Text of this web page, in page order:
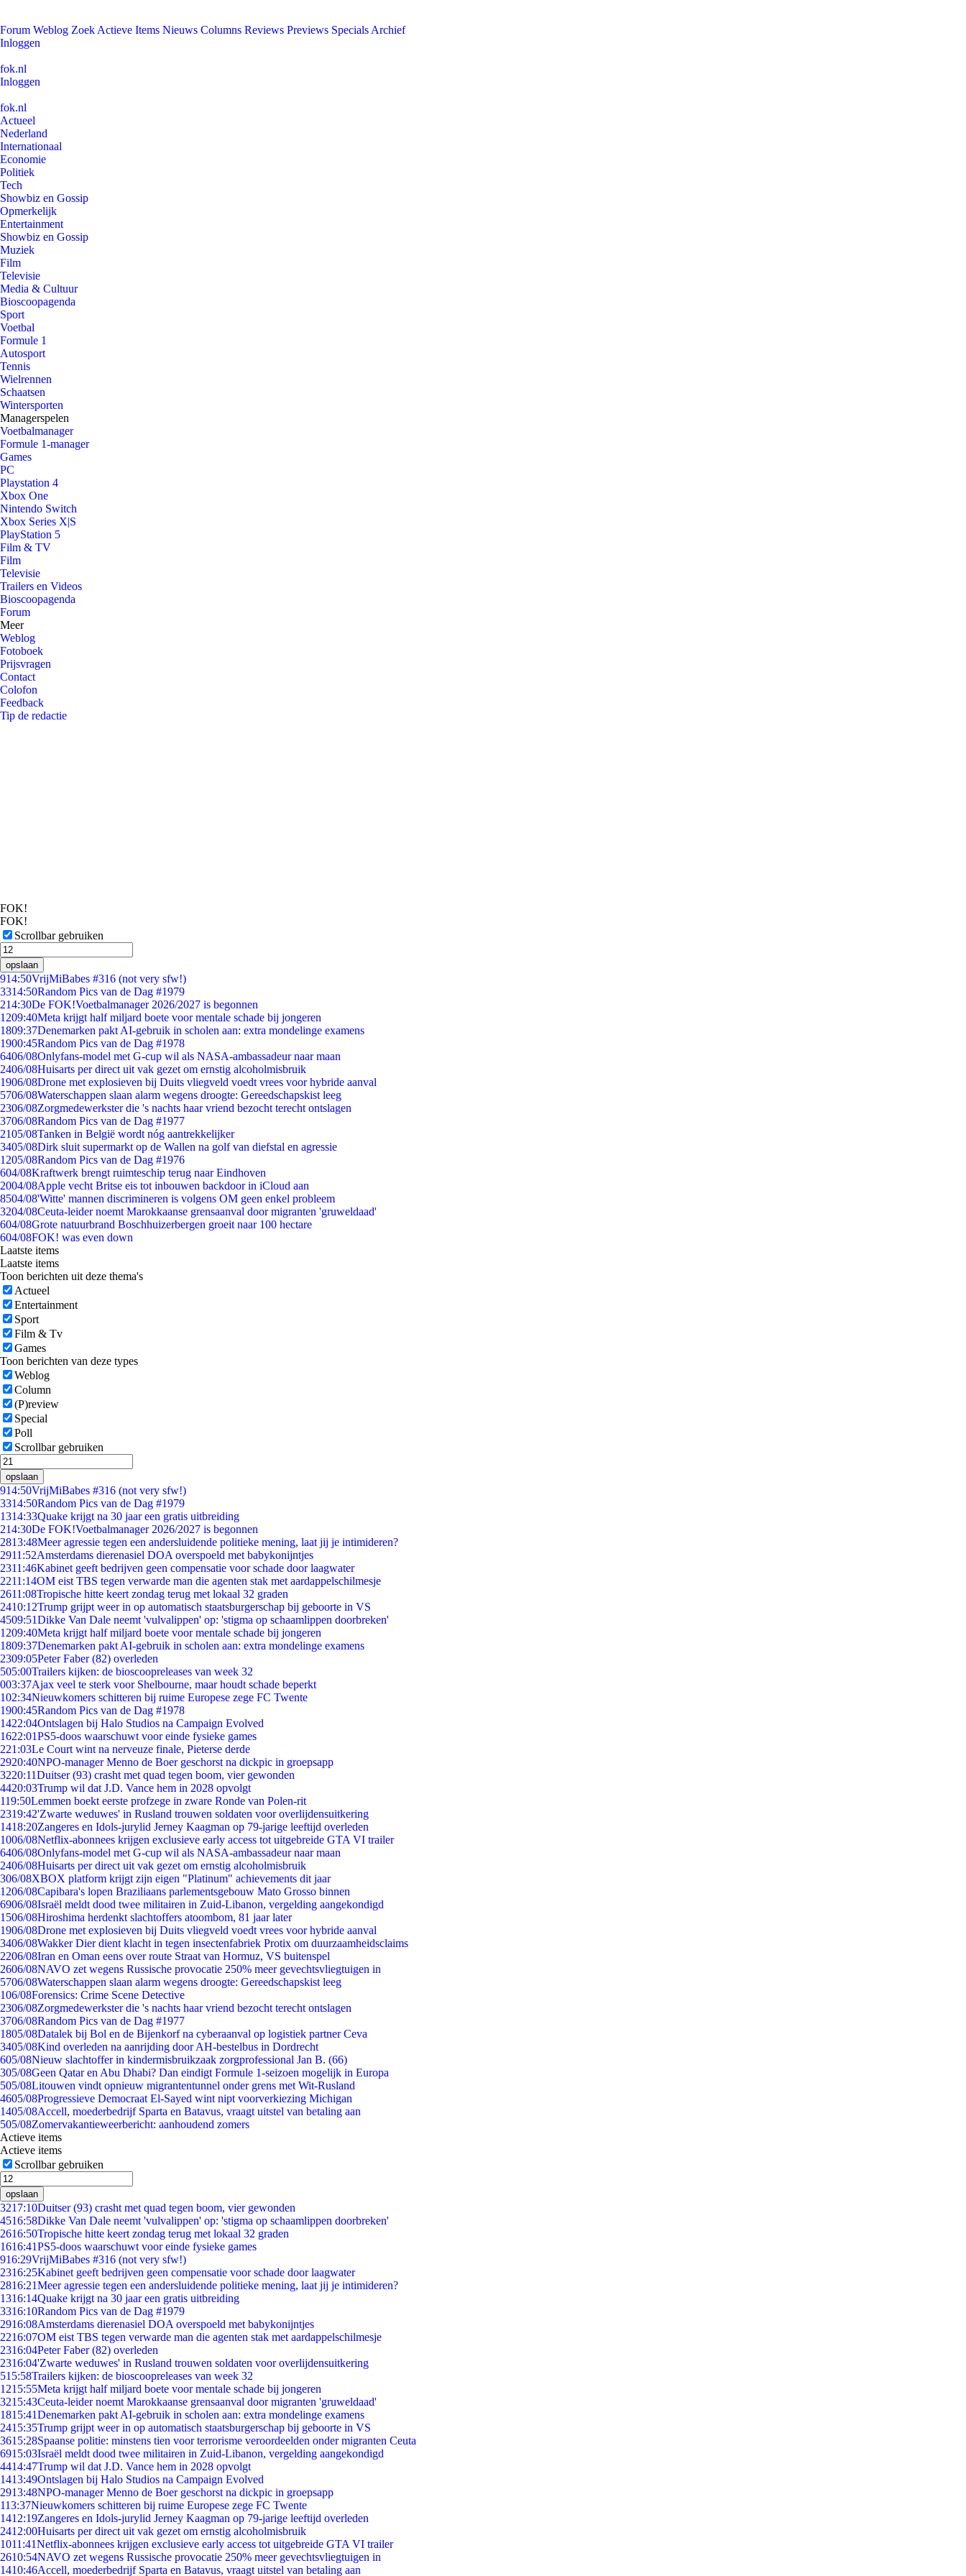
Forum Weblog Zoek Actieve Items Nieuws Columns Reviews Previews Specials Archief
Inloggen
fok.nl
Inloggen
fok.nl
Actueel
Nederland
Internationaal
Economie
Politiek
Tech
Showbiz en Gossip
Opmerkelijk
Entertainment
Showbiz en Gossip
Muziek
Film
Televisie
Media & Cultuur
Bioscoopagenda
Sport
Voetbal
Formule 1
Autosport
Tennis
Wielrennen
Schaatsen
Wintersporten
Managerspelen
Voetbalmanager
Formule 1-manager
Games
PC
Playstation 4
Xbox One
Nintendo Switch
Xbox Series X|S
PlayStation 5
Film & TV
Film
Televisie
Trailers en Videos
Bioscoopagenda
Forum
Meer
Weblog
Fotoboek
Prijsvragen
Contact
Colofon
Feedback
Tip de redactie
FOK!
FOK!
Scrollbar gebruiken
opslaan
914:50VrijMiBabes #316 (not very sfw!)
3314:50Random Pics van de Dag #1979
214:30De FOK!Voetbalmanager 2026/2027 is begonnen
1209:40Meta krijgt half miljard boete voor mentale schade bij jongeren
1809:37Denemarken pakt AI-gebruik in scholen aan: extra mondelinge examens
1900:45Random Pics van de Dag #1978
6406/08Onlyfans-model met G-cup wil als NASA-ambassadeur naar maan
2406/08Huisarts per direct uit vak gezet om ernstig alcoholmisbruik
1906/08Drone met explosieven bij Duits vliegveld voedt vrees voor hybride aanval
5706/08Waterschappen slaan alarm wegens droogte: Gereedschapskist leeg
2306/08Zorgmedewerkster die 's nachts haar vriend bezocht terecht ontslagen
3706/08Random Pics van de Dag #1977
2105/08Tanken in België wordt nóg aantrekkelijker
3405/08Dirk sluit supermarkt op de Wallen na golf van diefstal en agressie
1205/08Random Pics van de Dag #1976
604/08Kraftwerk brengt ruimteschip terug naar Eindhoven
2004/08Apple vecht Britse eis tot inbouwen backdoor in iCloud aan
8504/08'Witte' mannen discrimineren is volgens OM geen enkel probleem
3204/08Ceuta-leider noemt Marokkaanse grensaanval door migranten 'gruweldaad'
604/08Grote natuurbrand Boschhuizerbergen groeit naar 100 hectare
604/08FOK! was even down
Laatste items
Laatste items
Toon berichten uit deze thema's
Actueel
Entertainment
Sport
Film & Tv
Games
Toon berichten van deze types
Weblog
Column
(P)review
Special
Poll
Scrollbar gebruiken
opslaan
914:50VrijMiBabes #316 (not very sfw!)
3314:50Random Pics van de Dag #1979
1314:33Quake krijgt na 30 jaar een gratis uitbreiding
214:30De FOK!Voetbalmanager 2026/2027 is begonnen
2813:48Meer agressie tegen een andersluidende politieke mening, laat jij je intimideren?
2911:52Amsterdams dierenasiel DOA overspoeld met babykonijntjes
2311:46Kabinet geeft bedrijven geen compensatie voor schade door laagwater
2211:14OM eist TBS tegen verwarde man die agenten stak met aardappelschilmesje
2611:08Tropische hitte keert zondag terug met lokaal 32 graden
2410:12Trump grijpt weer in op automatisch staatsburgerschap bij geboorte in VS
4509:51Dikke Van Dale neemt 'vulvalippen' op: 'stigma op schaamlippen doorbreken'
1209:40Meta krijgt half miljard boete voor mentale schade bij jongeren
1809:37Denemarken pakt AI-gebruik in scholen aan: extra mondelinge examens
2309:05Peter Faber (82) overleden
505:00Trailers kijken: de bioscoopreleases van week 32
003:37Ajax veel te sterk voor Shelbourne, maar houdt schade beperkt
102:34Nieuwkomers schitteren bij ruime Europese zege FC Twente
1900:45Random Pics van de Dag #1978
1422:04Ontslagen bij Halo Studios na Campaign Evolved
1622:01PS5-doos waarschuwt voor einde fysieke games
221:03Le Court wint na nerveuze finale, Pieterse derde
2920:40NPO-manager Menno de Boer geschorst na dickpic in groepsapp
3220:11Duitser (93) crasht met quad tegen boom, vier gewonden
4420:03Trump wil dat J.D. Vance hem in 2028 opvolgt
119:50Lemmen boekt eerste profzege in zware Ronde van Polen-rit
2319:42'Zwarte weduwes' in Rusland trouwen soldaten voor overlijdensuitkering
1418:20Zangeres en Idols-jurylid Jerney Kaagman op 79-jarige leeftijd overleden
1006/08Netflix-abonnees krijgen exclusieve early access tot uitgebreide GTA VI trailer
6406/08Onlyfans-model met G-cup wil als NASA-ambassadeur naar maan
2406/08Huisarts per direct uit vak gezet om ernstig alcoholmisbruik
306/08XBOX platform krijgt zijn eigen "Platinum" achievements dit jaar
1206/08Capibara's lopen Braziliaans parlementsgebouw Mato Grosso binnen
6906/08Israël meldt dood twee militairen in Zuid-Libanon, vergelding aangekondigd
1506/08Hiroshima herdenkt slachtoffers atoombom, 81 jaar later
1906/08Drone met explosieven bij Duits vliegveld voedt vrees voor hybride aanval
3406/08Wakker Dier dient klacht in tegen insectenfabriek Protix om duurzaamheidsclaims
2206/08Iran en Oman eens over route Straat van Hormuz, VS buitenspel
2606/08NAVO zet wegens Russische provocatie 250% meer gevechtsvliegtuigen in
5706/08Waterschappen slaan alarm wegens droogte: Gereedschapskist leeg
106/08Forensics: Crime Scene Detective
2306/08Zorgmedewerkster die 's nachts haar vriend bezocht terecht ontslagen
3706/08Random Pics van de Dag #1977
1805/08Datalek bij Bol en de Bijenkorf na cyberaanval op logistiek partner Ceva
3405/08Kind overleden na aanrijding door AH-bestelbus in Dordrecht
605/08Nieuw slachtoffer in kindermisbruikzaak zorgprofessional Jan B. (66)
305/08Geen Qatar en Abu Dhabi? Dan eindigt Formule 1-seizoen mogelijk in Europa
505/08Litouwen vindt opnieuw migrantentunnel onder grens met Wit-Rusland
4605/08Progressieve Democraat El-Sayed wint nipt voorverkiezing Michigan
1405/08Accell, moederbedrijf Sparta en Batavus, vraagt uitstel van betaling aan
505/08Zomervakantieweerbericht: aanhoudend zomers
Actieve items
Actieve items
Scrollbar gebruiken
opslaan
3217:10Duitser (93) crasht met quad tegen boom, vier gewonden
4516:58Dikke Van Dale neemt 'vulvalippen' op: 'stigma op schaamlippen doorbreken'
2616:50Tropische hitte keert zondag terug met lokaal 32 graden
1616:41PS5-doos waarschuwt voor einde fysieke games
916:29VrijMiBabes #316 (not very sfw!)
2316:25Kabinet geeft bedrijven geen compensatie voor schade door laagwater
2816:21Meer agressie tegen een andersluidende politieke mening, laat jij je intimideren?
1316:14Quake krijgt na 30 jaar een gratis uitbreiding
3316:10Random Pics van de Dag #1979
2916:08Amsterdams dierenasiel DOA overspoeld met babykonijntjes
2216:07OM eist TBS tegen verwarde man die agenten stak met aardappelschilmesje
2316:04Peter Faber (82) overleden
2316:04'Zwarte weduwes' in Rusland trouwen soldaten voor overlijdensuitkering
515:58Trailers kijken: de bioscoopreleases van week 32
1215:55Meta krijgt half miljard boete voor mentale schade bij jongeren
3215:43Ceuta-leider noemt Marokkaanse grensaanval door migranten 'gruweldaad'
1815:41Denemarken pakt AI-gebruik in scholen aan: extra mondelinge examens
2415:35Trump grijpt weer in op automatisch staatsburgerschap bij geboorte in VS
3615:28Spaanse politie: minstens tien voor terrorisme veroordeelden onder migranten Ceuta
6915:03Israël meldt dood twee militairen in Zuid-Libanon, vergelding aangekondigd
4414:47Trump wil dat J.D. Vance hem in 2028 opvolgt
1413:49Ontslagen bij Halo Studios na Campaign Evolved
2913:48NPO-manager Menno de Boer geschorst na dickpic in groepsapp
113:37Nieuwkomers schitteren bij ruime Europese zege FC Twente
1412:19Zangeres en Idols-jurylid Jerney Kaagman op 79-jarige leeftijd overleden
2412:00Huisarts per direct uit vak gezet om ernstig alcoholmisbruik
1011:41Netflix-abonnees krijgen exclusieve early access tot uitgebreide GTA VI trailer
2610:54NAVO zet wegens Russische provocatie 250% meer gevechtsvliegtuigen in
1410:46Accell, moederbedrijf Sparta en Batavus, vraagt uitstel van betaling aan